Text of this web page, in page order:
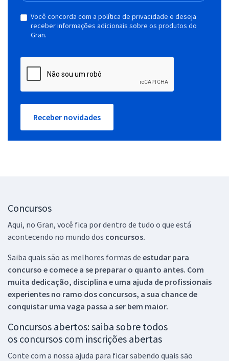
Você concorda com a política de privacidade e deseja
receber informações adicionais sobre os produtos do
Gran.
Receber novidades
Concursos
Aqui, no Gran, você fica por dentro de tudo o que está
acontecendo no mundo dos concursos.
Saiba quais são as melhores formas de estudar para
concurso e comece a se preparar o quanto antes. Com
muita dedicação, disciplina e uma ajuda de profissionais
experientes no ramo dos concursos, a sua chance de
conquistar uma vaga passa a ser bem maior.
Concursos abertos: saiba sobre todos
os concursos com inscrições abertas
Conte com a nossa ajuda para ficar sabendo quais são